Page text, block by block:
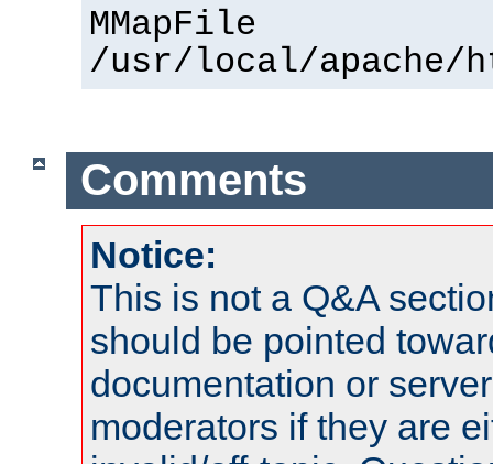
MMapFile
/usr/local/apache/
Comments
Notice:
This is not a Q&A
should be pointed
documentation or
moderators if they are